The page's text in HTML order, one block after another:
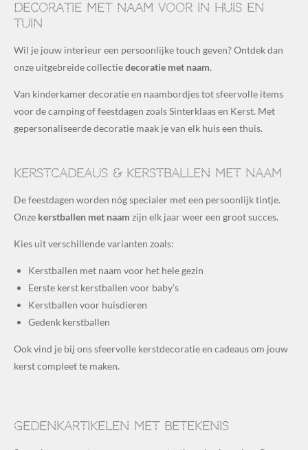
Decoratie met naam voor in huis en
tuin
Wil je jouw interieur een persoonlijke touch geven? Ontdek dan
onze uitgebreide collectiedecoratie met naam.
Van kinderkamer decoratie en naambordjes tot sfeervolle items
voor de camping of feestdagen zoals Sinterklaas en Kerst. Met
gepersonaliseerde decoratie maak je van elk huis een thuis.
Kerstcadeaus & kerstballen met naam
De feestdagen worden nóg specialer met een persoonlijk tintje.
Onze kerstballen met naam zijn elk jaar weer een groot succes.
Kies uit verschillende varianten zoals:
Kerstballen met naam voor het hele gezin
Eerste kerst kerstballen voor baby’s
Kerstballen voor huisdieren
Gedenk kerstballen
Ook vind je bij ons sfeervolle kerstdecoratie en cadeaus om jouw
kerst compleet te maken.
Gedenkartikelen met betekenis